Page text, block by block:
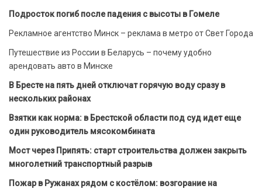
Подросток погиб после падения с высоты в Гомеле
Рекламное агентство Минск – реклама в метро от Свет Города
Путешествие из России в Беларусь – почему удобно
арендовать авто в Минске
В Бресте на пять дней отключат горячую воду сразу в
нескольких районах
Взятки как норма: в Брестской области под суд идет еще
один руководитель мясокомбината
Мост через Припять: старт строительства должен закрыть
многолетний транспортный разрыв
Пожар в Ружанах рядом с костёлом: возгорание на